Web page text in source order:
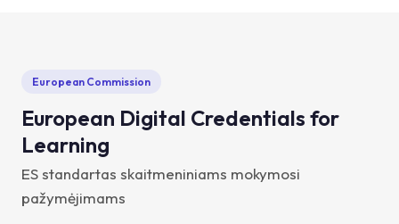
European Commission
European Digital Credentials for
Learning
ES standartas skaitmeniniams mokymosi
pažymėjimams